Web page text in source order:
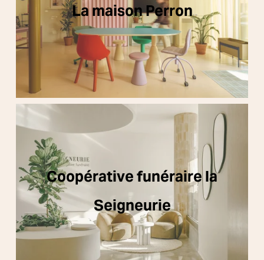
La maison Perron
Coopérative funéraire la
Seigneurie